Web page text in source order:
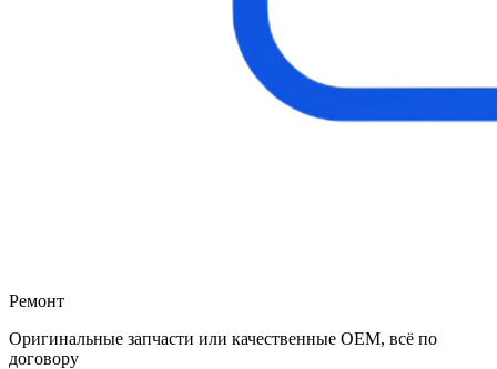
Ремонт
Оригинальные запчасти или качественные OEM, всё по
договору